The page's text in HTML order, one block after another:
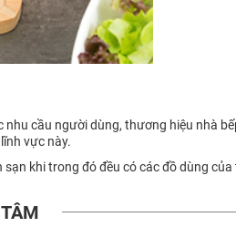
cầu người dùng, thương hiệu nhà
vực này.
khi trong đó đều có các đồ dùng của